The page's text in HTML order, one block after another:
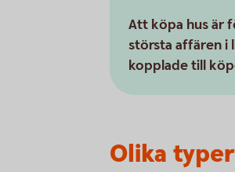
Att köpa hus är
största affären i
kopplade till
Olika